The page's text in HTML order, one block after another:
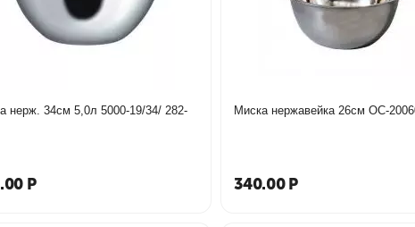
нерж. 34см 5,0л 5000-19/34/ 282-
Р
Миска нержавейка
340.00 Р